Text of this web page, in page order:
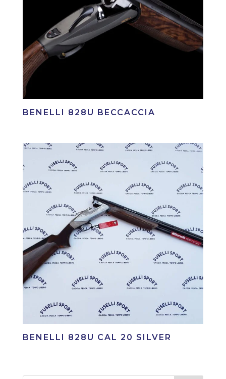
BENELLI 828U BECCACCIA
BENELLI 828U CAL 20 SILVER